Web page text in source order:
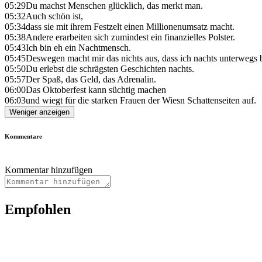
05:29Du machst Menschen glücklich, das merkt man.
05:32Auch schön ist,
05:34dass sie mit ihrem Festzelt einen Millionenumsatz macht.
05:38Andere erarbeiten sich zumindest ein finanzielles Polster.
05:43Ich bin eh ein Nachtmensch.
05:45Deswegen macht mir das nichts aus, dass ich nachts unterwegs
05:50Du erlebst die schrägsten Geschichten nachts.
05:57Der Spaß, das Geld, das Adrenalin.
06:00Das Oktoberfest kann süchtig machen
06:03und wiegt für die starken Frauen der Wiesn Schattenseiten auf.
Weniger anzeigen
Kommentare
Kommentar hinzufügen
Empfohlen